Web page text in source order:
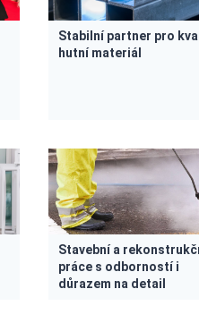
Stabilní partner pro
hutní materiál
Stavební a
práce s odborností i
důrazem na detail